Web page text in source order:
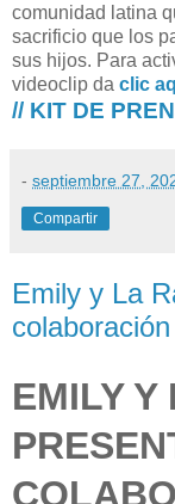
comunidad latina
sacrificio que los
sus hijos. Para
videoclip da clic
// KIT DE
- septiembre 27,
Compartir
Emily y La
EMILY